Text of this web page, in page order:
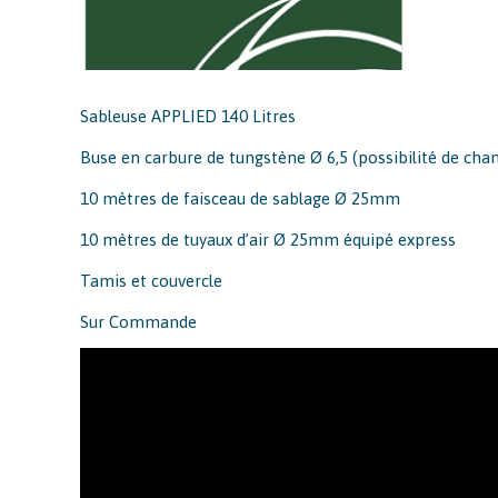
Sableuse APPLIED 140 Litres
Buse en carbure de tungstène Ø 6,5 (possibilité de
10 mètres de faisceau de sablage Ø 25mm
10 mètres de tuyaux d’air Ø 25mm équipé express
Tamis et couvercle
Sur Commande